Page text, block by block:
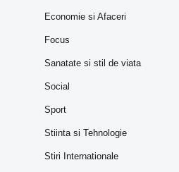
Economie si Afaceri
Focus
Sanatate si stil de viata
Social
Sport
Stiinta si Tehnologie
Stiri Internationale